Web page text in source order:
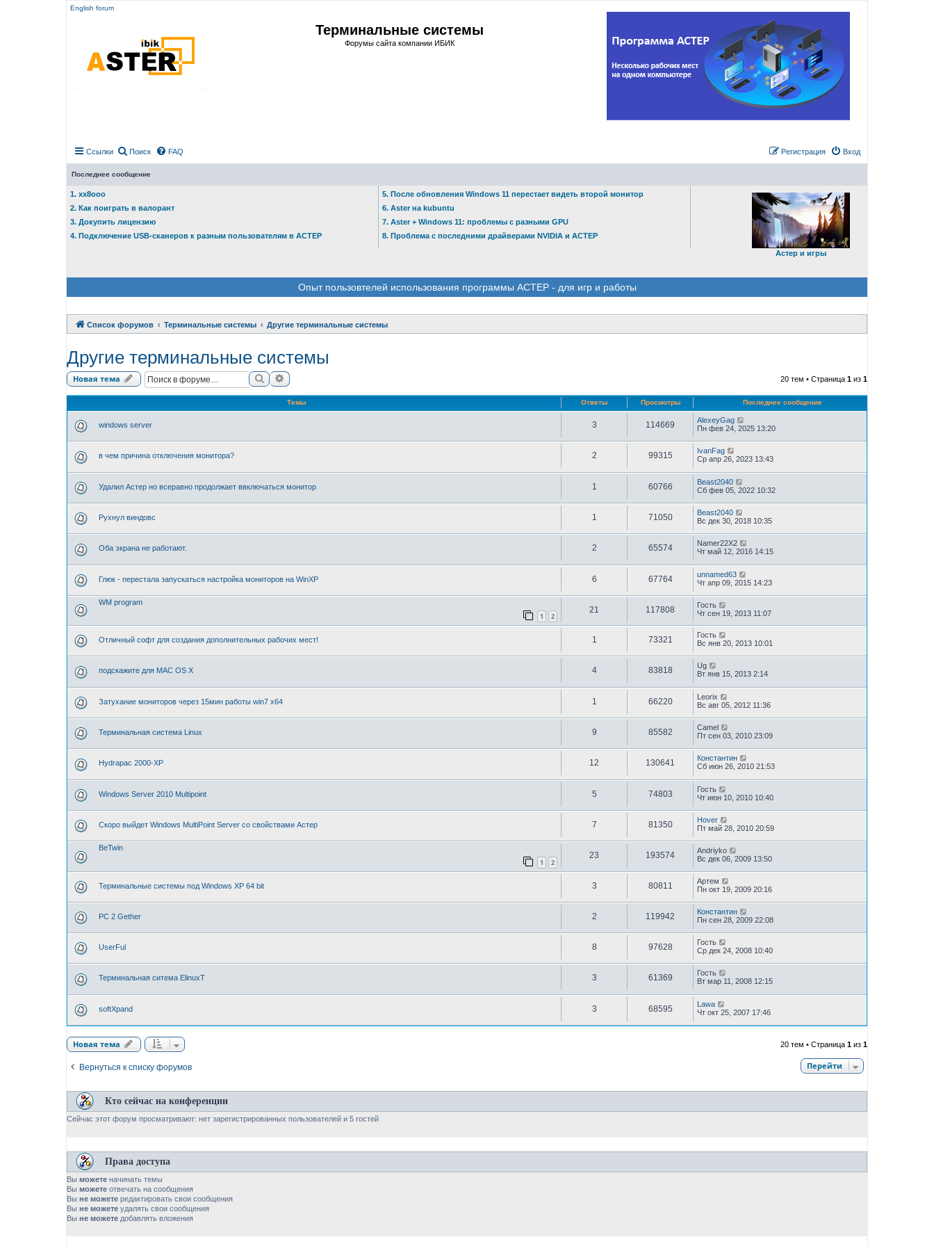
English forum
Терминальные системы
Форумы сайта компании ИБИК
Ссылки Поиск FAQ Вход
Регистрация
Последнее сообщение
1. xx8ooo
2. Как поиграть в валорант
3. Докупить лицензию
4. Подключение USB-сканеров к разным пользователям в АСТЕР
5. После обновления Windows 11 перестает видеть второй монитор
6. Aster на kubuntu
7. Aster + Windows 11: проблемы с разными GPU
8. Проблема с последними драйверами NVIDIA и АСТЕР
Астер и игры
Опыт пользовтелей использования программы АСТЕР - для игр и работы
Список форумов Терминальные системы Другие терминальные системы
Другие терминальные системы
Новая тема ПоискРасширенный поиск 20 тем • Страница 1 из 1
Темы Ответы Просмотры Последнее сообщение
windows server 3 114669
AlexeyGag
Пн фев 24, 2025 13:20
в чем причина отключения монитора? 2 99315
IvanFag
Ср апр 26, 2023 13:43
Удалил Астер но всеравно продолжает ввключаться монитор 1 60766
Beast2040
Сб фев 05, 2022 10:32
Рухнул виндовс 1 71050
Beast2040
Вс дек 30, 2018 10:35
Оба экрана не работают. 2 65574
Namer22X2
Чт май 12, 2016 14:15
Глюк - перестала запускаться настройка мониторов на WinXP 6 67764
unnamed63
Чт апр 09, 2015 14:23
WM program
1 2
21 117808
Гость
Чт сен 19, 2013 11:07
Отличный софт для создания дополнительных рабочих мест! 1 73321
Гость
Вс янв 20, 2013 10:01
подскажите для MAC OS X 4 83818
Ug
Вт янв 15, 2013 2:14
Затухание мониторов через 15мин работы win7 x64 1 66220
Leorix
Вс авг 05, 2012 11:36
Терминальная система Linux 9 85582
Camel
Пт сен 03, 2010 23:09
Hydrapac 2000-XP 12 130641
Константин
Сб июн 26, 2010 21:53
Windows Server 2010 Multipoint 5 74803
Гость
Чт июн 10, 2010 10:40
Скоро выйдет Windows MultiPoint Server со свойствами Астер 7 81350
Hover
Пт май 28, 2010 20:59
BeTwin
1 2
23 193574
Andriyko
Вс дек 06, 2009 13:50
Терминальные системы под Windows XP 64 bit 3 80811
Артем
Пн окт 19, 2009 20:16
PC 2 Gether 2 119942
Константин
Пн сен 28, 2009 22:08
UserFul 8 97628
Гость
Ср дек 24, 2008 10:40
Терминальная ситема ElinuxT 3 61369
Гость
Вт мар 11, 2008 12:15
softXpand 3 68595
Lawa
Чт окт 25, 2007 17:46
Новая тема 20 тем • Страница 1 из 1
Вернуться к списку форумов Перейти
Кто сейчас на конференции
Сейчас этот форум просматривают: нет зарегистрированных пользователей и 5 гостей
Права доступа
Вы можете начинать темы
Вы можете отвечать на сообщения
Вы не можете редактировать свои сообщения
Вы не можете удалять свои сообщения
Вы не можете добавлять вложения